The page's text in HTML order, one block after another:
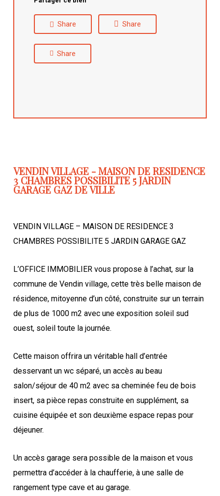
Share Share
Share
VENDIN VILLAGE - MAISON DE RESIDENCE
3 CHAMBRES POSSIBILITE 5 JARDIN
GARAGE GAZ DE VILLE
VENDIN VILLAGE – MAISON DE RESIDENCE 3
CHAMBRES POSSIBILITE 5 JARDIN GARAGE GAZ
L’OFFICE IMMOBILIER vous propose à l’achat, sur la
commune de Vendin village, cette très belle maison de
résidence, mitoyenne d’un côté, construite sur un terrain
de plus de 1000 m2 avec une exposition soleil sud
ouest, soleil toute la journée.
Cette maison offrira un véritable hall d’entrée
desservant un wc séparé, un accès au beau
salon/séjour de 40 m2 avec sa cheminée feu de bois
insert, sa pièce repas construite en supplément, sa
cuisine équipée et son deuxième espace repas pour
déjeuner.
Un accès garage sera possible de la maison et vous
permettra d’accéder à la chaufferie, à une salle de
rangement type cave et au garage.